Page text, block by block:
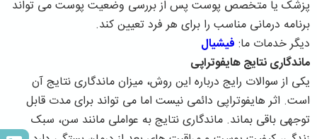
پزشک یا متخصص پوست پس از بررسی وضعیت پوست می تواند
برنامه درمانی مناسب را برای هر فرد تعیین کند.
دیگر خدمات ما: فیشیال
ماندگاری نتایج هایفوتراپی
یکی از سوالات رایج درباره این روش، میزان ماندگاری نتایج آن
است. اثر هایفوتراپی دائمی نیست اما می تواند برای مدت قابل
توجهی باقی بماند. ماندگاری نتایج به عواملی مانند سن، سبک